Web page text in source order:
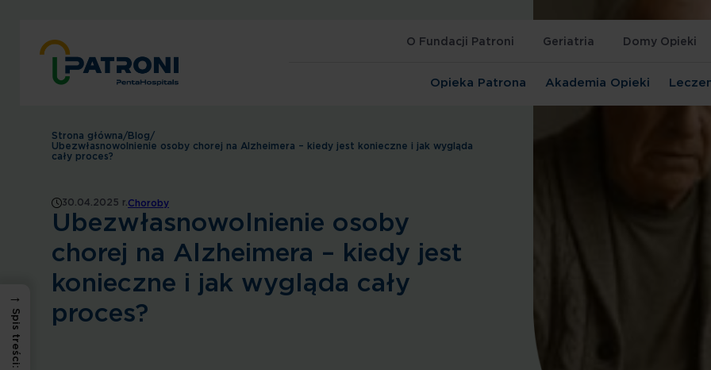
O Fundacji Patroni Geriatria Domy Opieki
Opieka Patrona Akademia Opieki
Strona główna/Blog/
Ubezwłasnowolnienie osoby chorej na Alzheimera – kiedy jest konieczne i jak wygląda
cały proces?
30.04.2025 r. Choroby
Ubezwłasnowolnienie osoby
chorej na Alzheimera – kiedy jest
konieczne i jak wygląda cały
proces?
→
Spis treści: